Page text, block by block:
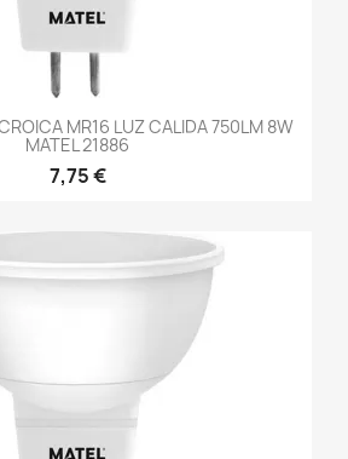
MR16 LUZ CALIDA 750LM 8W
MATEL 21886
7,75 €